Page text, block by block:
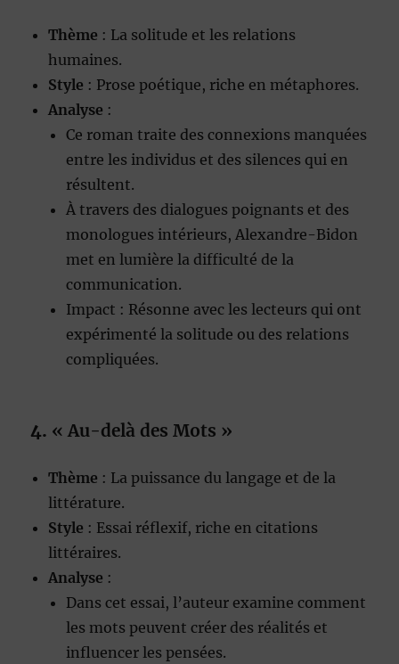
Thème : La solitude et les relations
humaines.
Style : Prose poétique, riche en métaphores.
Analyse :
Ce roman traite des connexions manquées
entre les individus et des silences qui en
résultent.
À travers des dialogues poignants et des
monologues intérieurs, Alexandre-Bidon
met en lumière la difficulté de la
communication.
Impact : Résonne avec les lecteurs qui ont
expérimenté la solitude ou des relations
compliquées.
4. « Au-delà des Mots »
Thème : La puissance du langage et de la
littérature.
Style : Essai réflexif, riche en citations
littéraires.
Analyse :
Dans cet essai, l’auteur examine comment
les mots peuvent créer des réalités et
influencer les pensées.